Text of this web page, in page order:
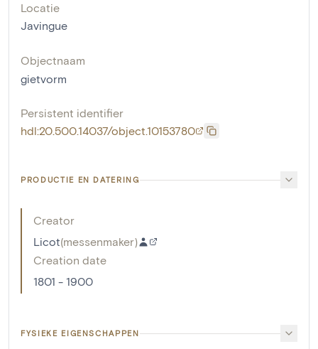
Locatie
Javingue
Objectnaam
gietvorm
Persistent identifier
hdl:20.500.14037/object.10153780
PRODUCTIE EN DATERING
Creator
Licot(messenmaker)
Creation date
1801 - 1900
FYSIEKE EIGENSCHAPPEN